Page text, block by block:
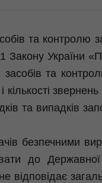
та контролю
Закону
та
та випадків
безпечними
до
відповідає